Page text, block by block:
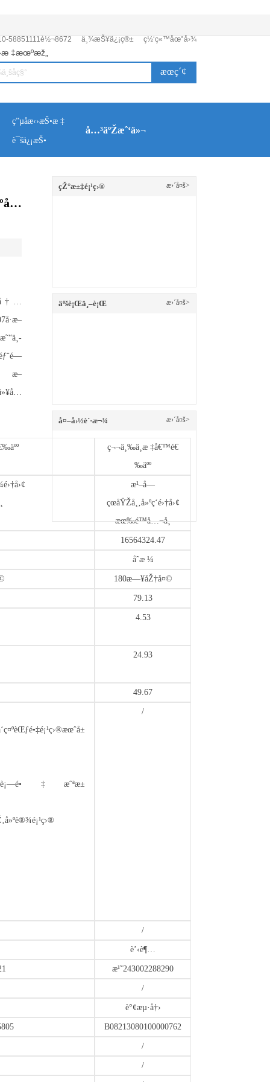
58851111è½¬8672 ä¸¾æŠ¥ä¿¡ç®± ç½‘ç«™åœ°å›¾
‡æœºæž„
æœç´¢
ç”µå­æ‹›æŠ•æ ‡
è¯šä¿¡æŠ•
å…³äºŽæˆ‘ä»¬
‡æ–
ç¬¬ä¸‰ä¸­æ ‡å€™é€
‰äºº
æ¹–å—
çœåŸŽå¸‚å»ºç­‘é›†å›¢
æœ‰é™å…¬å¸
16564324.47
åˆæ ¼
180æ—¥åŽ†å¤©
79.13
4.53
24.93
49.67
/
/
è’‹è¶…
æ¹˜243002288290
/
è°¢æµ·å†›
B08213080100000762
/
/
çŽ°æ±‡é¡¹ç›® æ›´å¤š>
äºšè¡Œä¸–è¡Œ æ›´å¤š>
å¤–å›½è´·æ¬¾ æ›´å¤š>